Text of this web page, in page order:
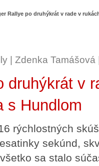
Rallye po druhýkrát v rade v
| Zdenka Tamášová
druhýkrát v
s Hundlom
rýchlostných
sekúnd,
sa stalo